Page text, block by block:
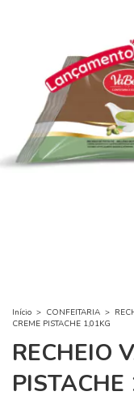
Início > CONFEITARIA >
CREME PISTACHE 1,01KG
RECHEIO
PISTACHE